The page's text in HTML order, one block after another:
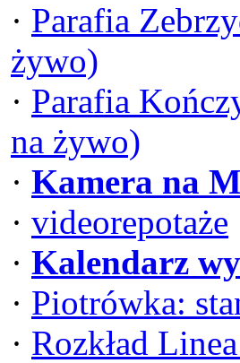
· Parafia
żywo)
· Parafia
na żywo)
· Kamera na
· videorepotaże
· Kalendarz
· Piotrówka:
· Rozkład